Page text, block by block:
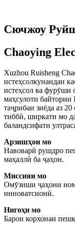
Сючжоу
Chaoying
Xuzhou Ruisheng
истеҳсолкунандаи
истеҳсол ва фурӯши
маҳсулоти байтории
таҷрибаи зиёда аз
тиббӣ, ширкати мо
баландсифати
Арзишҳои мо
Навоварӣ рушдро
маҳаллӣ ба ҷаҳон.
Миссияи мо
Омӯзиши ҷаҳони
инноватсионӣ.
Нигоҳи мо
Барои корхонаи